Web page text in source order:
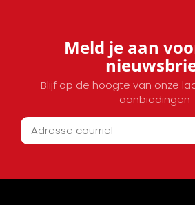
Meld je aan
Blijf op de hoogte van onze
aanbiedingen